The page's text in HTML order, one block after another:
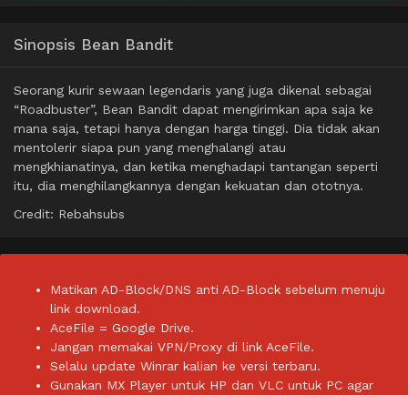
Sinopsis Bean Bandit
Seorang kurir sewaan legendaris yang juga dikenal sebagai
“Roadbuster”, Bean Bandit dapat mengirimkan apa saja ke
mana saja, tetapi hanya dengan harga tinggi. Dia tidak akan
mentolerir siapa pun yang menghalangi atau
mengkhianatinya, dan ketika menghadapi tantangan seperti
itu, dia menghilangkannya dengan kekuatan dan ototnya.
Credit: Rebahsubs
Matikan AD-Block/DNS anti AD-Block sebelum menuju
link download.
AceFile = Google Drive.
Jangan memakai VPN/Proxy di link AceFile.
Selalu update Winrar kalian ke versi terbaru.
Gunakan MX Player untuk HP dan VLC untuk PC agar